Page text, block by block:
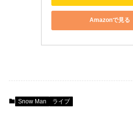
Amazonで見る
Snow Man ライブ